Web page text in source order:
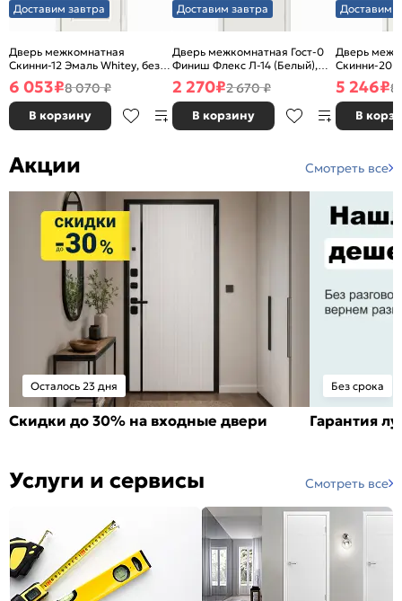
Доставим завтра
Дверь межкомнатная
Скинни-12 Эмаль Whitey, без
декора, глухая, без стекла,
без кромки, скиновая
6 053₽8 070 ₽
В корзину
Доставим завтра
Дверь межкомнатная Гост-0
Финиш Флекс Л-14 (Белый),
глухая, каркасно-щитовая
2 270₽2 670 ₽
В корзину
Доставим
Дверь
Скинни-20
декора,
без кромки,
5 246₽8
В
Акции Смотреть все
Осталось 23 дня
Скидки до 30% на входные двери
Без срока
Гарантия
Услуги и сервисы Смотреть все